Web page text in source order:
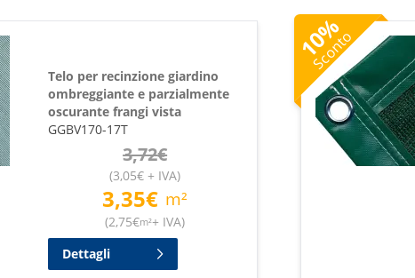
Telo per recinzione giardino
ombreggiante e parzialmente
oscurante frangi vista
GGBV170-17T
3,72€
(3,05€ + IVA)
3,35€ m²
(2,75€m²+ IVA)
Dettagli
10
%
Sconto